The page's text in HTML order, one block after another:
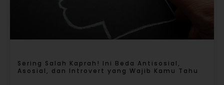
Sering Salah Kaprah! Ini Beda Antisosial,
Asosial, dan Introvert yang Wajib Kamu Tahu